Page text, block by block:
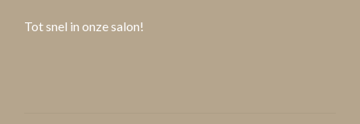
Tot snel in onze salon!